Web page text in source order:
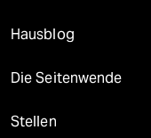
Hausblog
Die Seitenwende
Stellen